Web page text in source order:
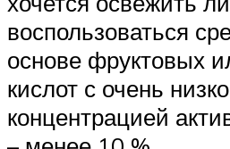
воспользоваться
основе фруктовых
кислот с очень
концентрацией